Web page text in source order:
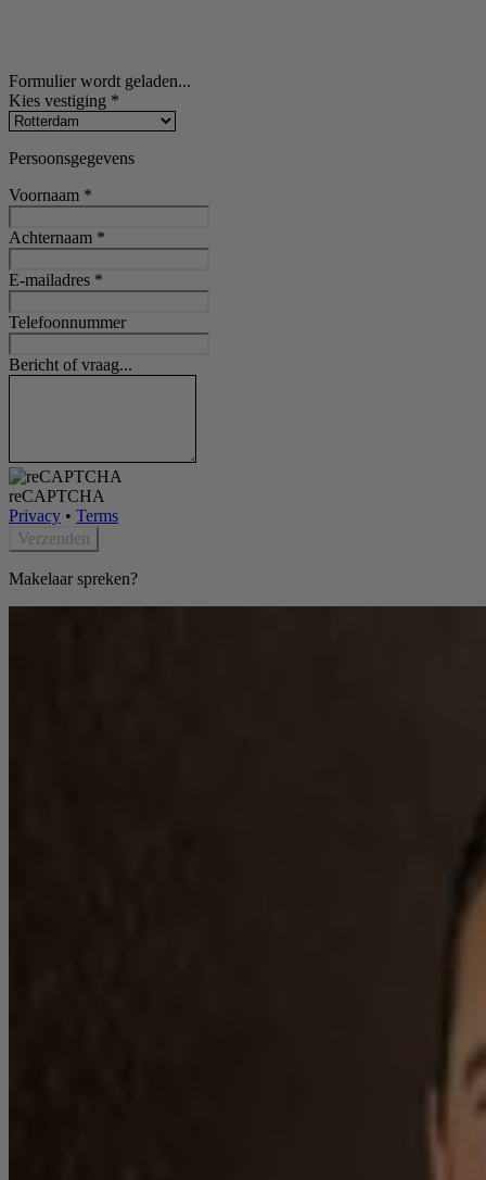
Formulier wordt geladen...
Kies vestiging *
Persoonsgegevens
Voornaam *
Achternaam *
E-mailadres *
Telefoonnummer
Bericht of vraag...
reCAPTCHA
Privacy • Terms
Verzenden
Makelaar spreken?